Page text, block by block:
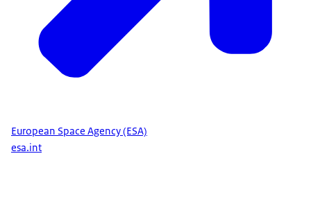
European Space Agency (ESA)
esa.int